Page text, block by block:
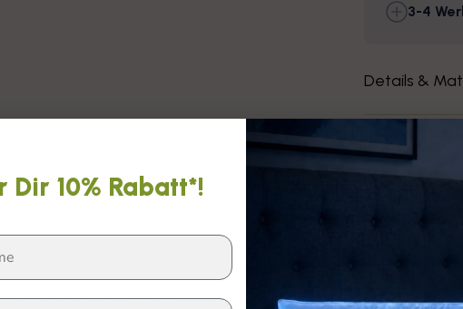
3-4
Details &
Pflege- &
Lieferung &
Kunden
Dir 10% Rabatt*!